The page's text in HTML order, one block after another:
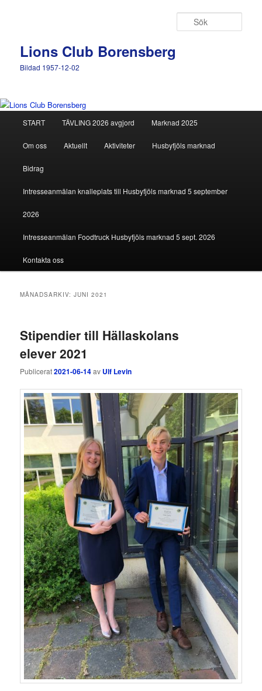
Lions Club Borensberg
Bildad 1957-12-02
START TÄVLING 2026 avgjord Marknad 2025
Om oss Aktuellt Aktiviteter Husbyfjöls marknad
Bidrag
Intresseanmälan knalleplats till Husbyfjöls marknad 5 september
2026
Intresseanmälan Foodtruck Husbyfjöls marknad 5 sept. 2026
Kontakta oss
MÅNADSARKIV:JUNI 2021
Stipendier till Hällaskolans
elever 2021
Publicerat2021-06-14av Ulf Levin